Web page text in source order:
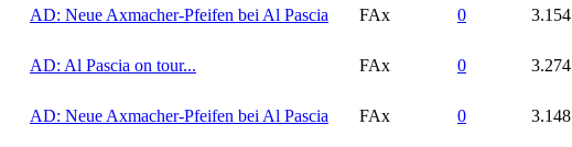
AD: Neue Axmacher-Pfeifen bei Al Pascia FAx 0 3.154
AD: Al Pascia on tour... FAx 0 3.274
AD: Neue Axmacher-Pfeifen bei Al Pascia FAx 0 3.148